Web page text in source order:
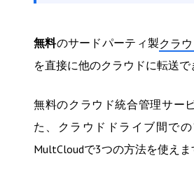
無料のサードパーティ製クラ
を直接に他のクラウドに転送
無料のクラウド統合管理サー
た、クラウドドライブ間で
MultCloudで3つの方法を使え